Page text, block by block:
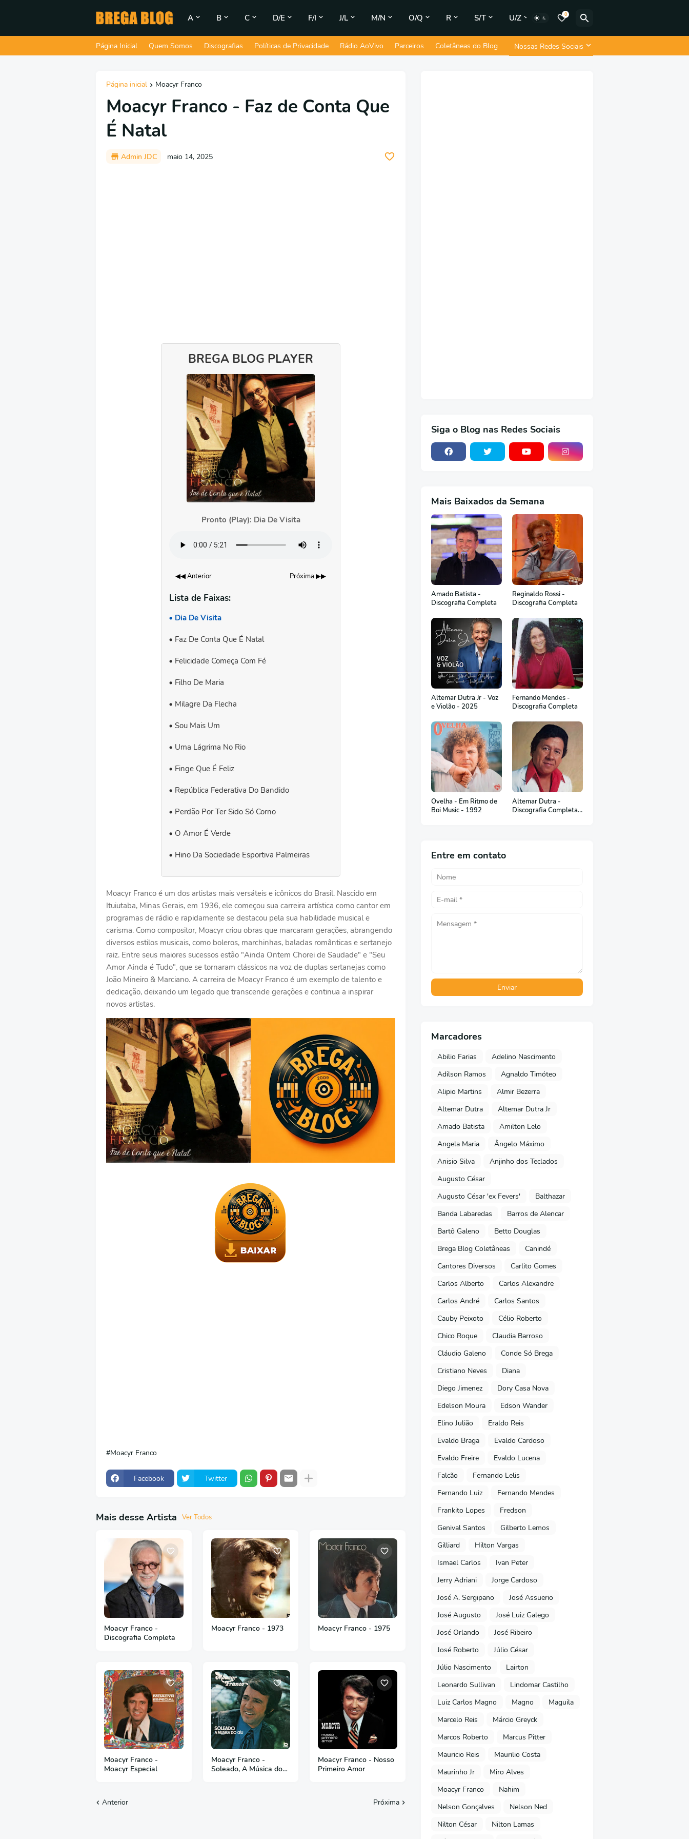
A B C D/E F/I J/L M/N O/Q R S/T U/Z 0
Página Inicial Quem Somos Discografias Políticas de Privacidade Rádio AoVivo Parceiros Coletâneas do Blog Nossas Redes Sociais
Página inicial Moacyr Franco
Moacyr Franco - Faz de Conta Que
É Natal
Admin JDC maio 14, 2025
BREGA BLOG PLAYER
Pronto (Play): Dia De Visita
◀◀ Anterior Próxima ▶▶
Lista de Faixas:
Dia De Visita
Faz De Conta Que É Natal
Felicidade Começa Com Fé
Filho De Maria
Milagre Da Flecha
Sou Mais Um
Uma Lágrima No Rio
Finge Que É Feliz
República Federativa Do Bandido
Perdão Por Ter Sido Só Corno
O Amor É Verde
Hino Da Sociedade Esportiva Palmeiras
Moacyr Franco é um dos artistas mais versáteis e icônicos do Brasil. Nascido em
Ituiutaba, Minas Gerais, em 1936, ele começou sua carreira artística como cantor em
programas de rádio e rapidamente se destacou pela sua habilidade musical e
carisma. Como compositor, Moacyr criou obras que marcaram gerações, abrangendo
diversos estilos musicais, como boleros, marchinhas, baladas românticas e sertanejo
raiz. Entre seus maiores sucessos estão "Ainda Ontem Chorei de Saudade" e "Seu
Amor Ainda é Tudo", que se tornaram clássicos na voz de duplas sertanejas como
João Mineiro & Marciano. A carreira de Moacyr Franco é um exemplo de talento e
dedicação, deixando um legado que transcende gerações e continua a inspirar
novos artistas.
Moacyr Franco
Facebook Twitter
Mais desse Artista Ver Todos
Moacyr Franco -
Discografia Completa
Moacyr Franco - 1973 Moacyr Franco - 1975
Moacyr Franco -
Moacyr Especial
Moacyr Franco -
Soleado, A Música do
Moacyr Franco - Nosso
Primeiro Amor
Anterior Próxima
Siga o Blog nas Redes Sociais
Mais Baixados da Semana
Amado Batista -
Discografia Completa
Reginaldo Rossi -
Discografia Completa
Altemar Dutra Jr - Voz
e Violão - 2025
Fernando Mendes -
Discografia Completa
Ovelha - Em Ritmo de
Boi Music - 1992
Altemar Dutra -
Discografia Completa
Entre em contato
Marcadores
Abilio Farias
Adelino Nascimento
Adilson Ramos
Agnaldo Timóteo
Alipio Martins
Almir Bezerra
Altemar Dutra
Altemar Dutra Jr
Amado Batista
Amilton Lelo
Angela Maria
Ângelo Máximo
Anisio Silva
Anjinho dos Teclados
Augusto César
Augusto César 'ex Fevers'
Balthazar
Banda Labaredas
Barros de Alencar
Bartô Galeno
Betto Douglas
Brega Blog Coletâneas
Canindé
Cantores Diversos
Carlito Gomes
Carlos Alberto
Carlos Alexandre
Carlos André
Carlos Santos
Cauby Peixoto
Célio Roberto
Chico Roque
Claudia Barroso
Cláudio Galeno
Conde Só Brega
Cristiano Neves
Diana
Diego Jimenez
Dory Casa Nova
Edelson Moura
Edson Wander
Elino Julião
Eraldo Reis
Evaldo Braga
Evaldo Cardoso
Evaldo Freire
Evaldo Lucena
Falcão
Fernando Lelis
Fernando Luiz
Fernando Mendes
Frankito Lopes
Fredson
Genival Santos
Gilberto Lemos
Gilliard
Hilton Vargas
Ismael Carlos
Ivan Peter
Jerry Adriani
Jorge Cardoso
José A. Sergipano
José Assuerio
José Augusto
José Luiz Galego
José Orlando
José Ribeiro
José Roberto
Júlio César
Júlio Nascimento
Lairton
Leonardo Sullivan
Lindomar Castilho
Luiz Carlos Magno
Magno
Maguila
Marcelo Reis
Márcio Greyck
Marcos Roberto
Marcus Pitter
Mauricio Reis
Maurilio Costa
Maurinho Jr
Miro Alves
Moacyr Franco
Nahim
Nelson Gonçalves
Nelson Ned
Nilton César
Nilton Lamas